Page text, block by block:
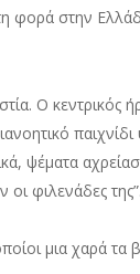
φορά στην
Ο κεντρικός
ψέματα
φιλενάδες
μια χαρά τα